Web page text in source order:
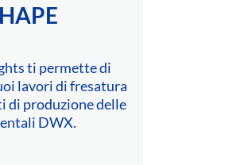
ti permette di
lavori di fresatura
di produzione delle
DWX.